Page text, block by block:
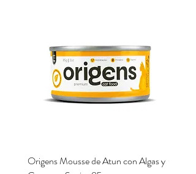
Origens Mousse de Atun con Algas y